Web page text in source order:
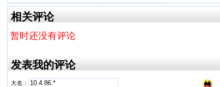
相关评论
暂时还没有评论
发表我的评论
大名：